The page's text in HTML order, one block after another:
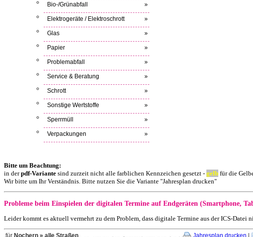
Bio-/Grünabfall »
Elektrogeräte / Elektroschrott »
Glas »
Papier »
Problemabfall »
Service & Beratung »
Schrott »
Sonstige Wertstoffe »
Sperrmüll »
Verpackungen »
Bitte um Beachtung:
in derpdf-Variante sind zurzeit nicht alle farblichen Kennzeichen gesetzt - gelb für die
Wir bitte um Ihr Verständnis. Bitte nutzen Sie die Variante "Jahresplan drucken"
Probleme beim Einspielen der digitalen Termine auf Endgeräten (Smartphone,
Leider kommt es aktuell vermehrt zu dem Problem, dass digitale Termine aus der ICS-
für Nochern » alle Straßen Jahresplan drucken |